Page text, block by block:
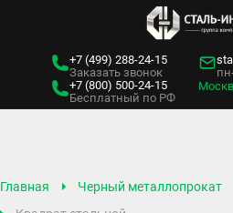
+7 (499) 288-24-15
Заказать звонок
+7 (800) 500-24-15
Бесплатный по РФ
Главная Черный металлопрокат